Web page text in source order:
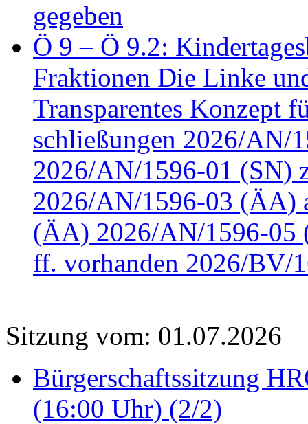
gegeben
Ö 9 – Ö 9.2:
Fraktionen Die Linke
Transparentes Konzept
schließungen 2026/AN/
2026/AN/1596-01 (SN)
2026/AN/1596-03 (ÄA)
(ÄA) 2026/AN/1596-05
ff. vorhanden 2026/BV/
Sitzung vom: 01.07.2026
Bürgerschaftssitzung
(16:00 Uhr) (2/2)